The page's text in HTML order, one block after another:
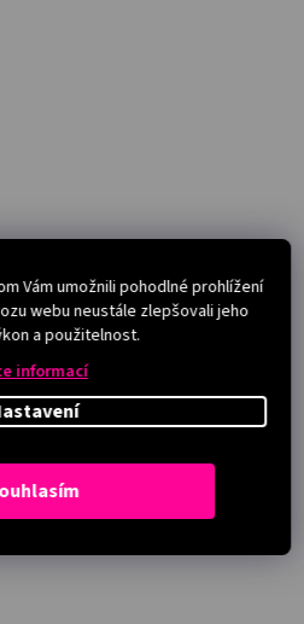
Vám umožnili pohodlné prohlížení
webu neustále zlepšovali jeho
a použitelnost.
informací